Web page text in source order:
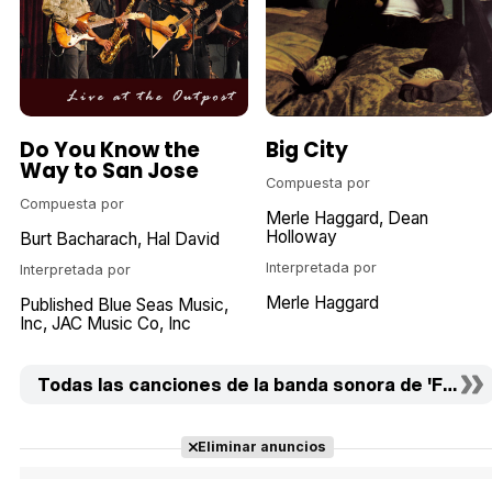
Do You Know the
Way to San Jose
Compuesta por
Burt Bacharach Hal David
Interpretada por
Published Blue Seas Music
Inc JAC Music Co Inc
Big City
Compuesta por
Merle Haggard Dean
Holloway
Interpretada por
Merle Haggard
Todas las canciones de la banda sonora de 'Fargo'
Eliminar anuncios